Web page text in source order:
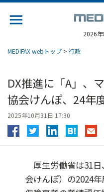
2026年
MEDIFAX webトップ > 行政
DX推進に「A」
協会けんぽ、24年
2025年10月31日 17:30
厚生労働省は31日
会けんぽ）の2024